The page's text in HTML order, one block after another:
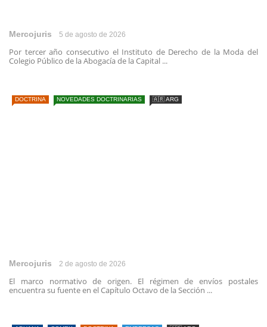
Mercojuris 5 de agosto de 2026
Por tercer año consecutivo el Instituto de Derecho de la Moda del
Colegio Público de la Abogacía de la Capital ...
DOCTRINA NOVEDADES DOCTRINARIAS 🇦🇷 ARG
Mercojuris 2 de agosto de 2026
El marco normativo de origen. El régimen de envíos postales
encuentra su fuente en el Capítulo Octavo de la Sección ...